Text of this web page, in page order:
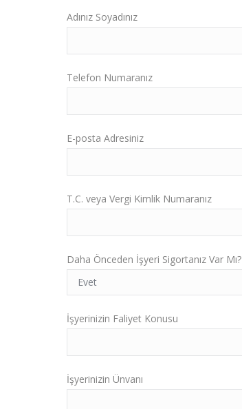
Adınız Soyadınız
Telefon Numaranız
E-posta Adresiniz
T.C. veya Vergi Kimlik Numaranız
Daha Önceden İşyeri Sigortanız Var Mı?
İşyerinizin Faliyet Konusu
İşyerinizin Ünvanı